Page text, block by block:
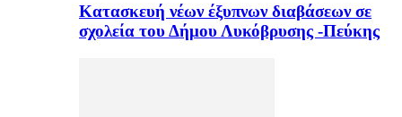
Κατασκευή νέων έξυπνων διαβάσεων σε
σχολεία του Δήμου Λυκόβρυσης -Πεύκης